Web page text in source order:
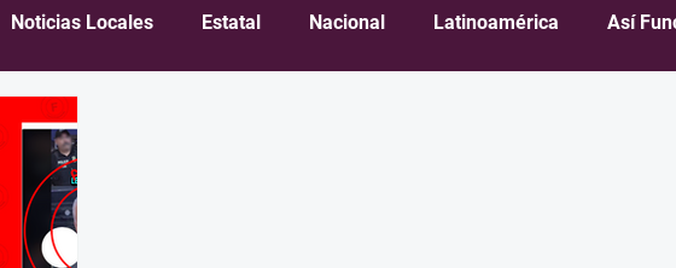
Noticias Locales Estatal Nacional Latinoamérica Así
Inmigración